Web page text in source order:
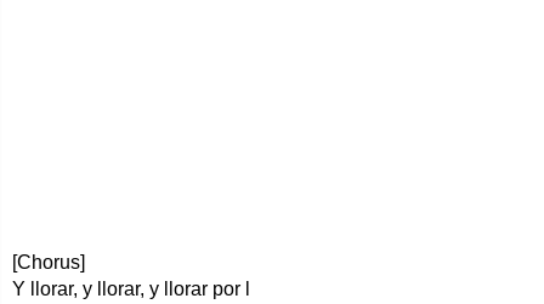
[Chorus]
Y llorar, y llorar, y llorar por l